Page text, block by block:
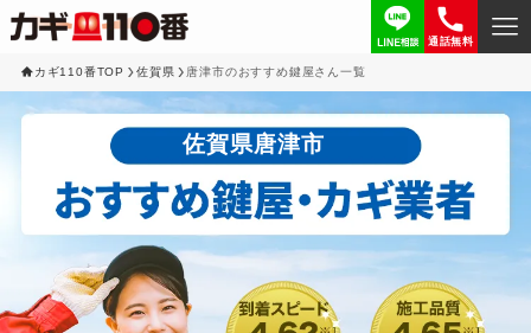
通話無料
カギ110番TOP 佐賀県 唐津市のおすすめ鍵屋さん一覧
佐賀県唐津市